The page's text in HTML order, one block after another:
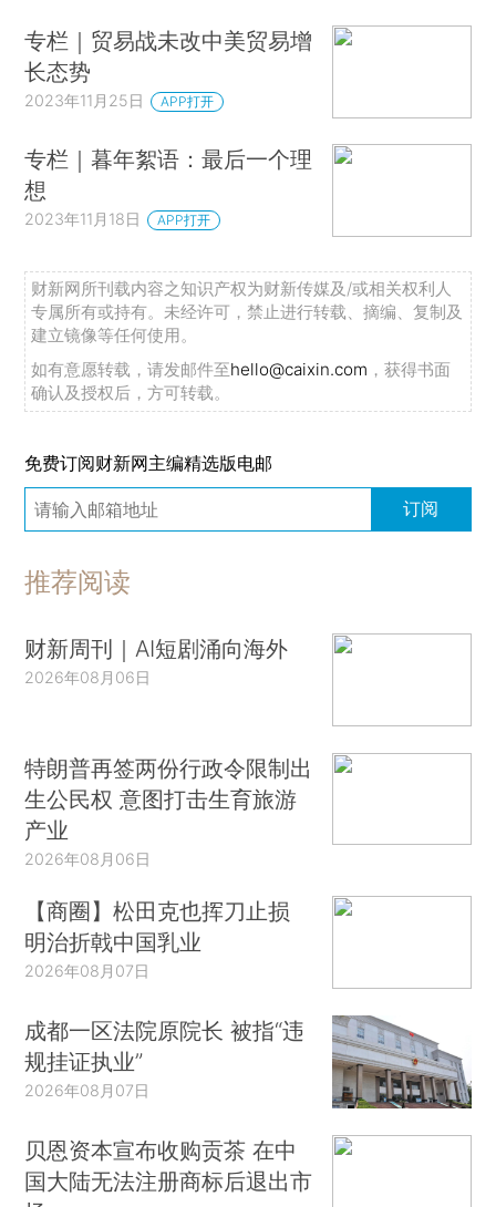
专栏｜贸易战未改中美贸易增
长态势
2023年11月25日 APP打开
专栏｜暮年絮语：最后一个理
想
2023年11月18日 APP打开
财新网所刊载内容之知识产权为财新传媒及/或相关权利人
专属所有或持有。未经许可，禁止进行转载、摘编、复制及
建立镜像等任何使用。
如有意愿转载，请发邮件至hello@caixin.com ，获得书面
确认及授权后，方可转载。
免费订阅财新网主编精选版电邮
订阅
推荐阅读
财新周刊｜AI短剧涌向海外
2026年08月06日
特朗普再签两份行政令限制出
生公民权 意图打击生育旅游
产业
2026年08月06日
【商圈】松田克也挥刀止损
明治折戟中国乳业
2026年08月07日
成都一区法院原院长 被指“违
规挂证执业”
2026年08月07日
贝恩资本宣布收购贡茶 在中
国大陆无法注册商标后退出市